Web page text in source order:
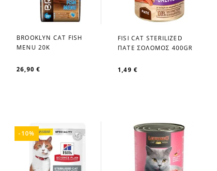
favorite_border
BROOKLYΝ CAT FISH
MENU 20K
26,90 €
favorite_border
FISI CAT STERILIZED
ΠΑΤΕ ΣΟΛΟΜΟΣ 400GR
1,49 €
-10%